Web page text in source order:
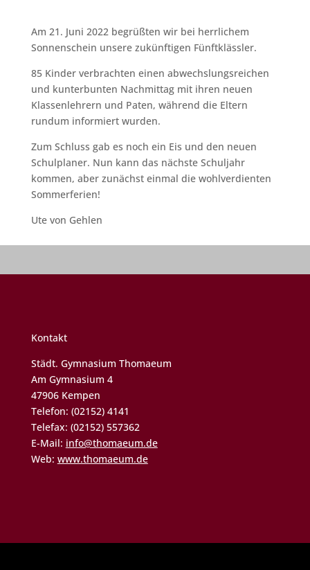
Am 21. Juni 2022 begrüßten wir bei herrlichem
Sonnenschein unsere zukünftigen Fünftklässler.
85 Kinder verbrachten einen abwechslungsreichen
und kunterbunten Nachmittag mit ihren neuen
Klassenlehrern und Paten, während die Eltern
rundum informiert wurden.
Zum Schluss gab es noch ein Eis und den neuen
Schulplaner. Nun kann das nächste Schuljahr
kommen, aber zunächst einmal die wohlverdienten
Sommerferien!
Ute von Gehlen
Kontakt
Städt. Gymnasium Thomaeum
Am Gymnasium 4
47906 Kempen
Telefon: (02152) 4141
Telefax: (02152) 557362
E-Mail: info@thomaeum.de
Web: www.thomaeum.de